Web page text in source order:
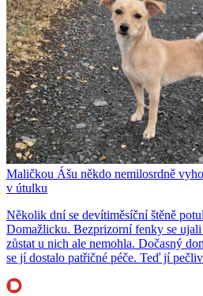
Maličkou Ášu někdo nemilosrdně
v útulku
Několik dní se devítiměsíční štěně
Domažlicku. Bezprizorní fenky se
zůstat u nich ale nemohla. Dočasný
se jí dostalo patřičné péče. Teď jí